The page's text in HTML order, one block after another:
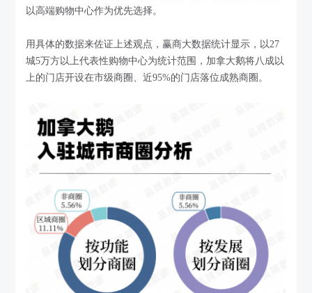
以高端购物中心作为优先选择。
用具体的数据来佐证上述观点，赢商大数据统计显示，以27
城5万方以上代表性购物中心为统计范围，加拿大鹅将八成以
上的门店开设在市级商圈、近95%的门店落位成熟商圈。